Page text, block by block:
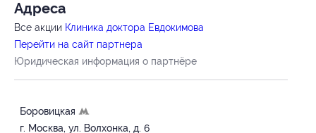
Адресa
Все акции Клиника доктора Евдокимова
Перейти на сайт партнера
Юридическая информация о партнёре
Боровицкая
г. Москва, ул. Волхонка, д. 6